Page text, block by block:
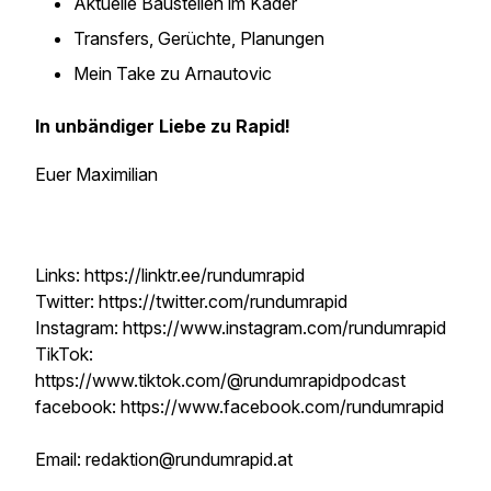
Transfers, Gerüchte, Planungen
Mein Take zu Arnautovic
In unbändiger Liebe zu Rapid!
Euer Maximilian
Links: https://linktr.ee/rundumrapid
Twitter: https://twitter.com/rundumrapid
Instagram: https://www.instagram.com/rundumrapid
TikTok:
https://www.tiktok.com/@rundumrapidpodcast
facebook: https://www.facebook.com/rundumrapid
Email: redaktion@rundumrapid.at